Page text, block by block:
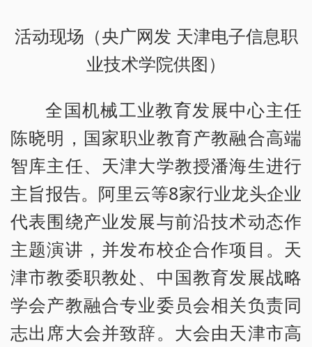
活动现场（央广网发 天津电子信息职
业技术学院供图）
全国机械工业教育发展中心主任
陈晓明，国家职业教育产教融合高端
智库主任、天津大学教授潘海生进行
主旨报告。阿里云等8家行业龙头企业
代表围绕产业发展与前沿技术动态作
主题演讲，并发布校企合作项目。天
津市教委职教处、中国教育发展战略
学会产教融合专业委员会相关负责同
志出席大会并致辞。大会由天津市高